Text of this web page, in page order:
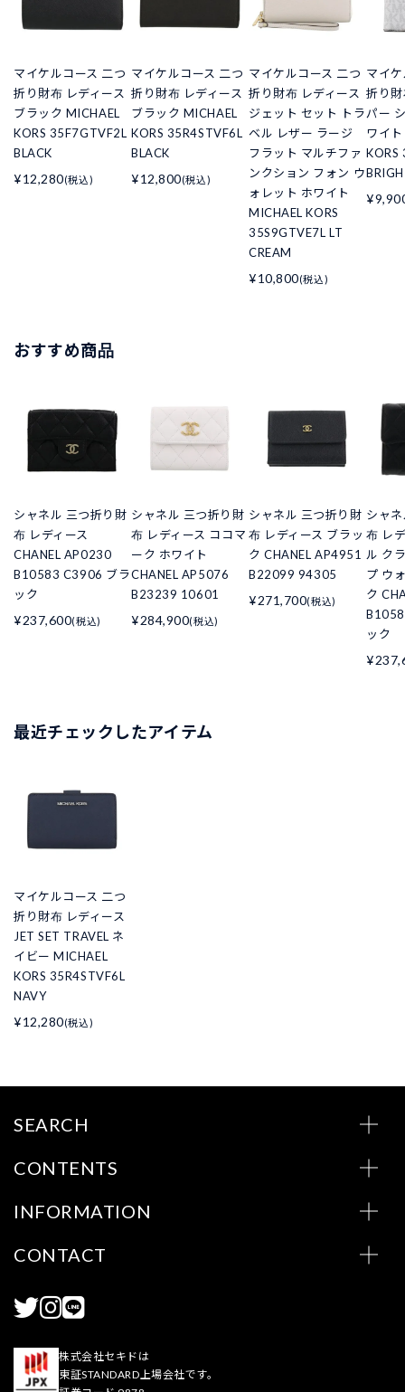
マイケルコース 二つ
折り財布 レディース
ブラック MICHAEL
KORS 35F7GTVF2L
BLACK
¥12,280(税込)
マイケルコース 二つ
折り財布 レディース
ブラック MICHAEL
KORS 35R4STVF6L
BLACK
¥12,800(税込)
マイケルコース 二つ
折り財布 レディース
ジェット セット トラ
ベル レザー ラージ
フラット マルチファ
ンクション フォン ウ
ォレット ホワイト
MICHAEL KORS
35S9GTVE7L LT
CREAM
¥10,800(税込)
マイ
折り
パー
ワイ
KORS
おすすめ商品
シャネル 三つ折り財
布 レディース
CHANEL AP0230
B10583 C3906 ブラ
ック
¥237,600(税込)
シャネル 三つ折り財
布 レディース ココマ
ーク ホワイト
CHANEL AP5076
B23239 10601
¥284,900(税込)
シャネル 三つ折り財
布 レディース ブラッ
ク CHANEL AP4951
B22099 94305
¥271,700(税込)
シャ
布 レ
ル ク
プ ウ
ク
ック
最近チェックしたアイテム
マイケルコース 二つ
折り財布 レディース
JET SET TRAVEL ネ
イビー MICHAEL
KORS 35R4STVF6L
NAVY
¥12,280(税込)
SEARCH
CONTENTS
INFORMATION
CONTACT
株式会社セキドは
東証STANDARD上場会社です。